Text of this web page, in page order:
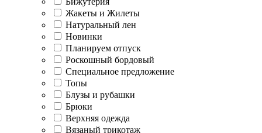
Жакеты и Жилеты
Натуральный лен
Новинки
Планируем отпуск
Роскошный бордовый
Специальное предложение
Топы
Блузы и рубашки
Брюки
Верхняя одежда
Вязаный трикотаж